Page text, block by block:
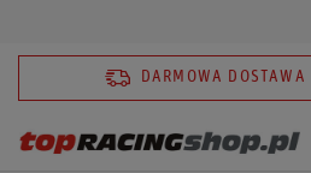
DARMOWA DOSTAWA